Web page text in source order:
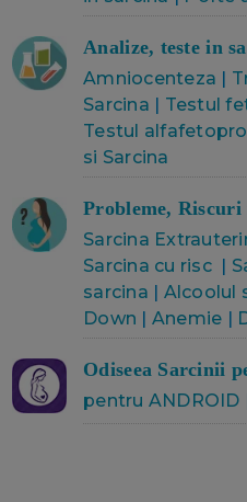
Analize, teste in
Amniocenteza |
Sarcina | Testul
Testul
si Sarcina
Probleme, Riscuri
Sarcina
Sarcina cu risc|
sarcina | Alcoolul
Down | Anemie |
Odiseea Sarcinii
pentru ANDROID